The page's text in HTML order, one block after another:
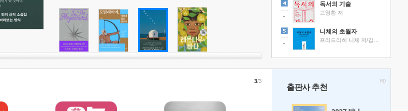
독서의 기술
고명환 저
니체의 초월자
3/3
출판사 추천